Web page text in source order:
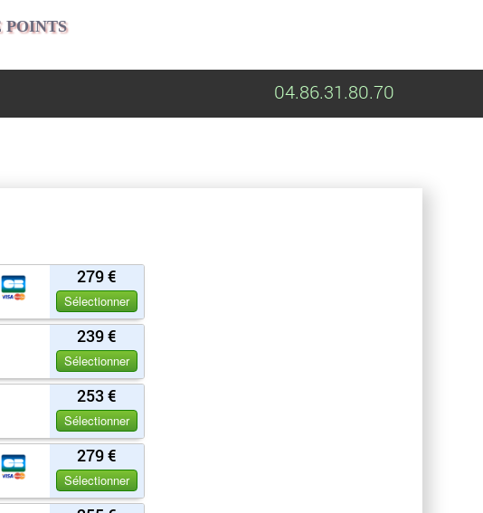
POINTS
04.86.31.80.70
279 €
Sélectionner
239 €
Sélectionner
253 €
Sélectionner
279 €
Sélectionner